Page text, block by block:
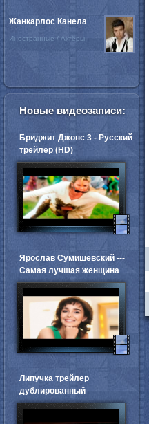
Жанкарлос Канела
Иностранные / Актёры
Новые видеозаписи:
Бриджит Джонс 3 - Русский
трейлер (HD)
Ярослав Сумишевский ---
Самая лучшая женщина
Липучка трейлер
дублированный